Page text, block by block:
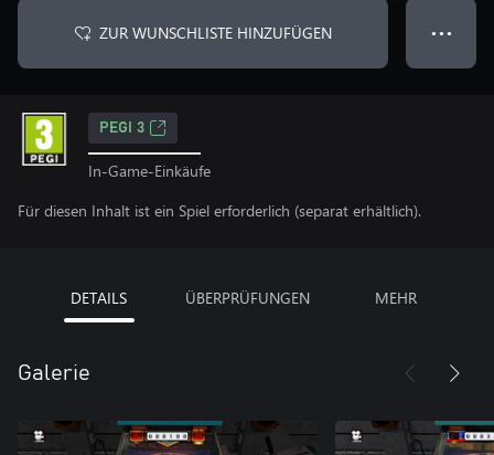
ZUR WUNSCHLISTE HINZUFÜGEN ● ● ●
PEGI 3
In-Game-Einkäufe
Für diesen Inhalt ist ein Spiel erforderlich (separat erhältlich).
DETAILS ÜBERPRÜFUNGEN MEHR
Galerie